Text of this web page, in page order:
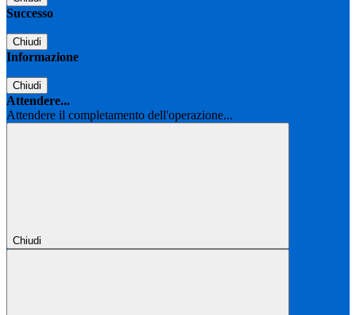
Successo
Chiudi
Informazione
Chiudi
Attendere...
Attendere il completamento dell'operazione...
Chiudi